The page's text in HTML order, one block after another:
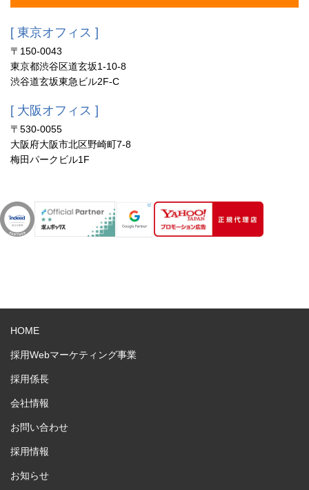
[ 東京オフィス ]
〒150-0043
東京都渋谷区道玄坂1-10-8
渋谷道玄坂東急ビル2F-C
[ 大阪オフィス ]
〒530-0055
大阪府大阪市北区野崎町7-8
梅田パークビル1F
HOME
採用Webマーケティング事業
採用係長
会社情報
お問い合わせ
採用情報
お知らせ